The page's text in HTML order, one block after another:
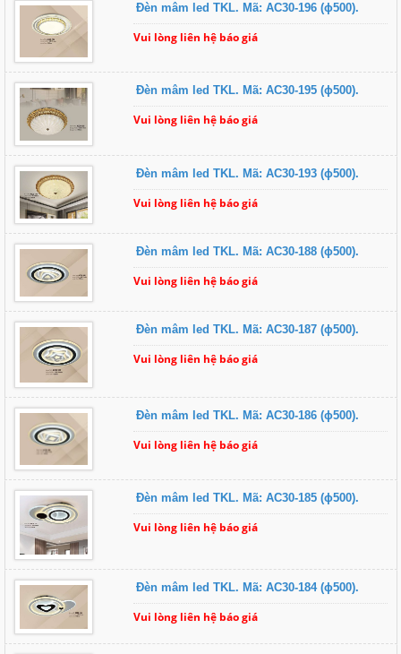
Đèn mâm led TKL. Mã: AC30-196 (ɸ500).
Vui lòng liên hệ báo giá
Đèn mâm led TKL. Mã: AC30-195 (ɸ500).
Vui lòng liên hệ báo giá
Đèn mâm led TKL. Mã: AC30-193 (ɸ500).
Vui lòng liên hệ báo giá
Đèn mâm led TKL. Mã: AC30-188 (ɸ500).
Vui lòng liên hệ báo giá
Đèn mâm led TKL. Mã: AC30-187 (ɸ500).
Vui lòng liên hệ báo giá
Đèn mâm led TKL. Mã: AC30-186 (ɸ500).
Vui lòng liên hệ báo giá
Đèn mâm led TKL. Mã: AC30-185 (ɸ500).
Vui lòng liên hệ báo giá
Đèn mâm led TKL. Mã: AC30-184 (ɸ500).
Vui lòng liên hệ báo giá